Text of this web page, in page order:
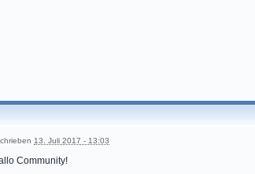
13. Juli 2017 - 13:03
Community!